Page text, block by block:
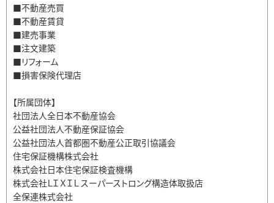
■不動産売買
■不動産賃貸
■建売事業
■注文建築
■リフォーム
■損害保険代理店
【所属団体】
社団法人全日本不動産協会
公益社団法人不動産保証協会
公益社団法人首都圏不動産公正取引協議会
住宅保証機構株式会社
株式会社日本住宅保証検査機構
株式会社ＬＩＸＩＬ スーパーストロング構造体取扱店
全保連株式会社